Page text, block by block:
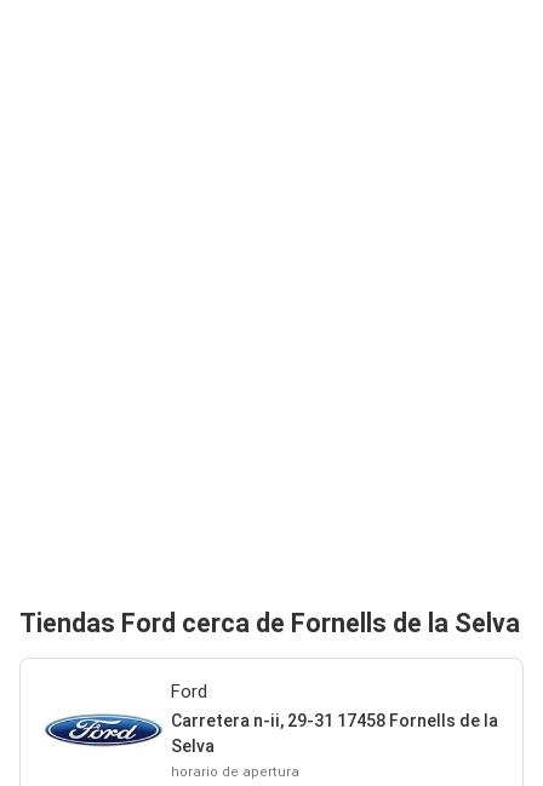
Tiendas Ford cerca de Fornells de la Selva
Ford
Carretera n-ii, 29-31 17458 Fornells de la
Selva
horario de apertura